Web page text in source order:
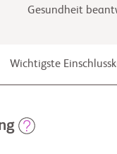
Gesundheit
Wichtigste